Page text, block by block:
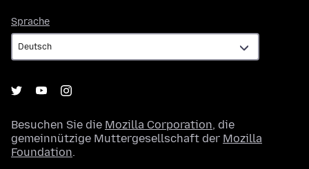
Sprache
Besuchen Sie die Mozilla Corporation, die
gemeinnützige Muttergesellschaft der Mozilla
Foundation.